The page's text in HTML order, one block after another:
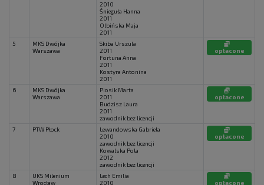
2010
Śnieguła Hanna
2011
Olbińska Maja
2011
5
MKS Dwójka
Warszawa
Skiba Urszula
2011
Fortuna Anna
2011
Kostyra Antonina
2011
opłacone
6
MKS Dwójka
Warszawa
Piosik Marta
2011
Budzisz Laura
2011
zawodnik bez licencji
opłacone
7 PTW Płock
Lewandowska Gabriela
2010
zawodnik bez licencji
Kowalska Pola
2012
zawodnik bez licencji
opłacone
8
UKS Milenium
Wrocław
Lech Emilia
2010
opłacone